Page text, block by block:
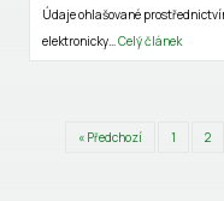
Údaje ohlašované
elektronicky…Celý článek
« Předchozí 1 2